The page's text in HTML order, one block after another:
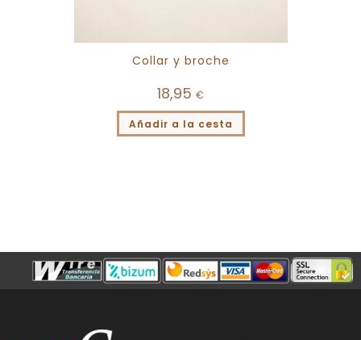
Collar y broche
18,95 €
Añadir a la cesta